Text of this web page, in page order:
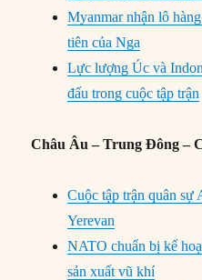
Myanmar nhận lô
tiên của Nga
Lực lượng Úc và
đấu trong cuộc tập trận
Châu Âu – Trung Đông –
Cuộc tập trận quân sự
Yerevan
NATO chuẩn bị kế
sản xuất vũ khí